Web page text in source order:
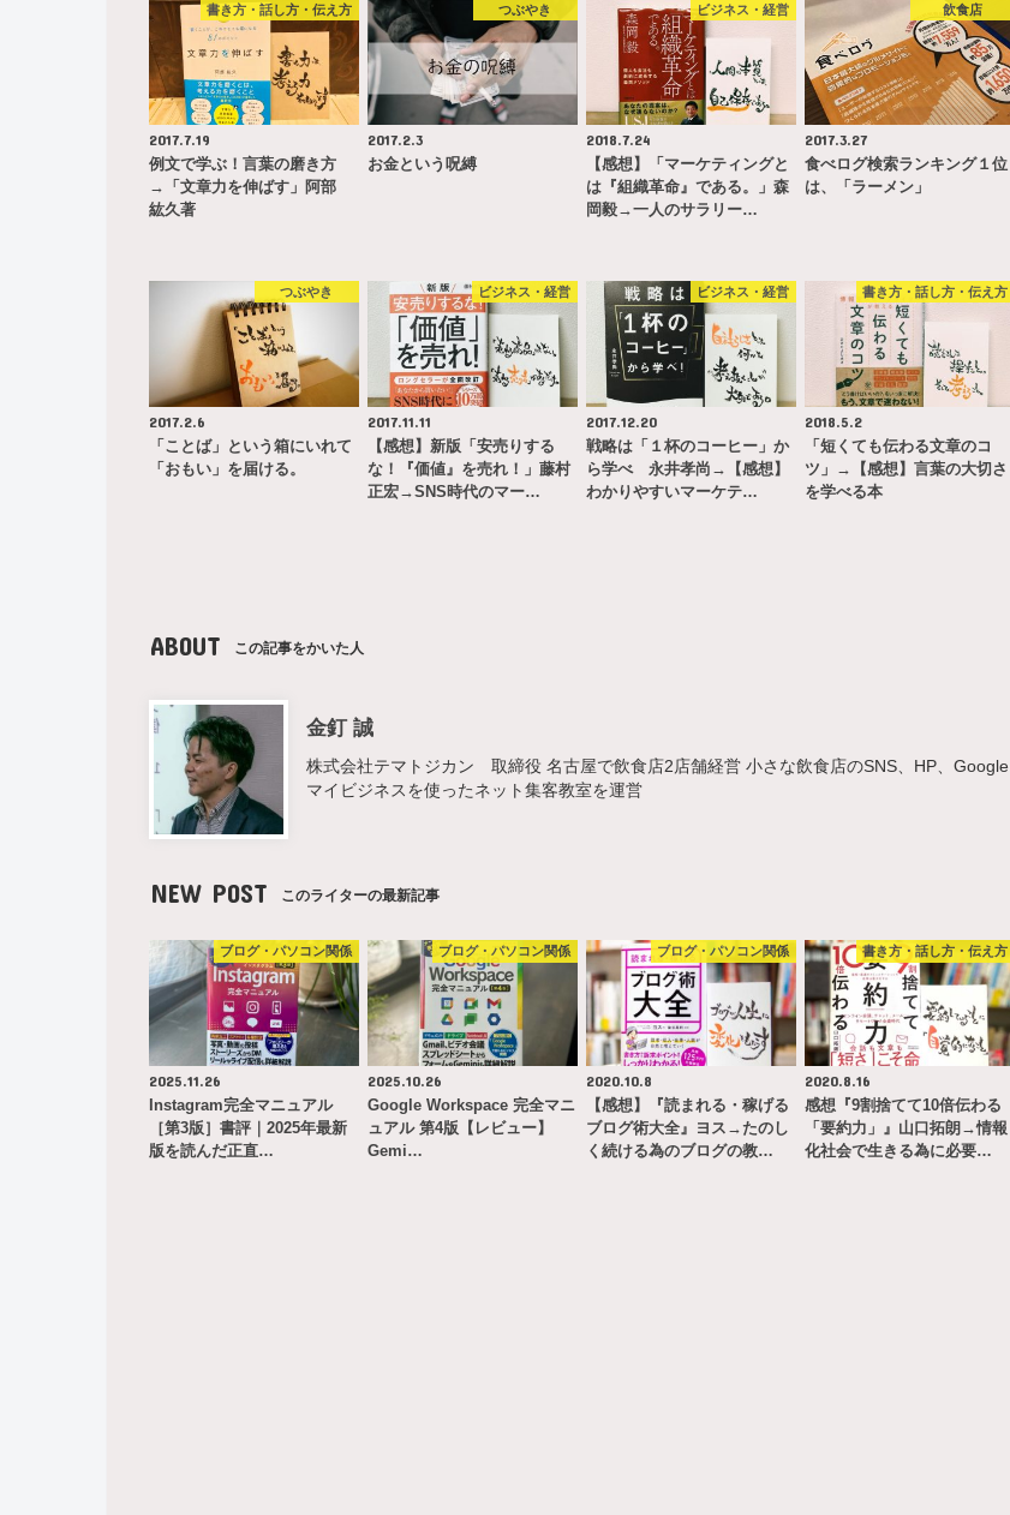
書き方・話し方・伝え方
2017.7.19
例文で学ぶ！言葉の磨き方
→「文章力を伸ばす」阿部
紘久著
つぶやき
2017.2.3
お金という呪縛
ビジネス・経営
2018.7.24
【感想】「マーケティングと
は『組織革命』である。」森
岡毅→一人のサラリー…
飲食店
2017.3.27
食べログ検索ランキング１位
は、「ラーメン」
つぶやき
2017.2.6
「ことば」という箱にいれて
「おもい」を届ける。
ビジネス・経営
2017.11.11
【感想】新版「安売りする
な！『価値』を売れ！」藤村
正宏→SNS時代のマー…
ビジネス・経営
2017.12.20
戦略は「１杯のコーヒー」か
ら学べ 永井孝尚→【感想】
わかりやすいマーケテ…
書き方・話し方・伝え方
2018.5.2
「短くても伝わる文章のコ
ツ」→【感想】言葉の大切さ
を学べる本
ABOUT この記事をかいた人
金釘 誠
株式会社テマトジカン 取締役 名古屋で飲食店2店舗経営 小さな飲食店のSNS、HP、Google
マイビジネスを使ったネット集客教室を運営
NEW POST このライターの最新記事
ブログ・パソコン関係
2025.11.26
Instagram完全マニュアル
［第3版］書評｜2025年最新
版を読んだ正直…
ブログ・パソコン関係
2025.10.26
Google Workspace 完全マニ
ュアル 第4版【レビュー】
Gemi…
ブログ・パソコン関係
2020.10.8
【感想】『読まれる・稼げる
ブログ術大全』ヨス→たのし
く続ける為のブログの教…
書き方・話し方・伝え方
2020.8.16
感想『9割捨てて10倍伝わる
「要約力」』山口拓朗→情報
化社会で生きる為に必要…